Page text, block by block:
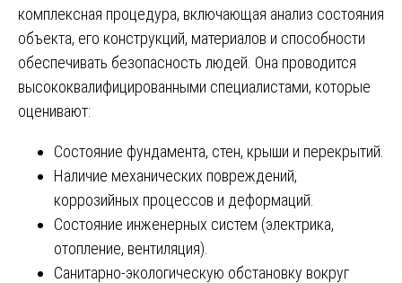
комплексная процедура, включающая анализ состояния
объекта, его конструкций, материалов и способности
обеспечивать безопасность людей. Она проводится
высококвалифицированными специалистами, которые
оценивают:
Состояние фундамента, стен, крыши и перекрытий.
Наличие механических повреждений,
коррозийных процессов и деформаций.
Состояние инженерных систем (электрика,
отопление, вентиляция).
Санитарно-экологическую обстановку вокруг